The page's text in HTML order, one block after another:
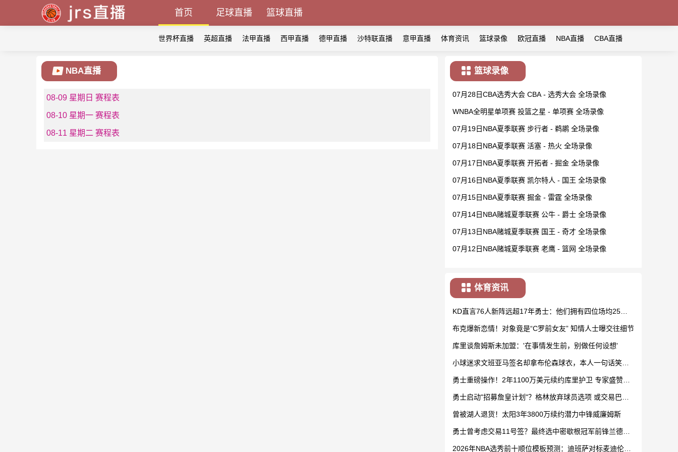
首页 足球直播 篮球直播
世界杯直播 英超直播 法甲直播 西甲直播 德甲直播 沙特联直播 意甲直播 体育资讯 篮球录像 欧冠直播 NBA直播 CBA直播
NBA直播
08-09 星期日 赛程表
08-10 星期一 赛程表
08-11 星期二 赛程表
篮球录像
07月28日CBA选秀大会 CBA - 选秀大会 全场录像
WNBA全明星单项赛 投篮之星 - 单项赛 全场录像
07月19日NBA夏季联赛 步行者 - 鹈鹕 全场录像
07月18日NBA夏季联赛 活塞 - 热火 全场录像
07月17日NBA夏季联赛 开拓者 - 掘金 全场录像
07月16日NBA夏季联赛 凯尔特人 - 国王 全场录像
07月15日NBA夏季联赛 掘金 - 雷霆 全场录像
07月14日NBA赌城夏季联赛 公牛 - 爵士 全场录像
07月13日NBA赌城夏季联赛 国王 - 奇才 全场录像
07月12日NBA赌城夏季联赛 老鹰 - 篮网 全场录像
体育资讯
KD直言76人新阵远超17年勇士：他们拥有四位场均25分
布克爆新恋情！对象竟是“C罗前女友” 知情人士曝交往细节
库里谈詹姆斯未加盟：'在事情发生前，别做任何设想'
小球迷求文班亚马签名却拿布伦森球衣，本人一句话笑翻
勇士重磅操作！2年1100万美元续约库里护卫 专家盛赞：
勇士启动"招募詹皇计划"？格林放弃球员选项 或交易巴特
曾被湖人退货！太阳3年3800万续约潜力中锋威廉姆斯
勇士曾考虑交易11号签？最终选中密歇根冠军前锋兰德尔
2026年NBA选秀前十顺位模板预测：迪班萨对标麦迪伦纳